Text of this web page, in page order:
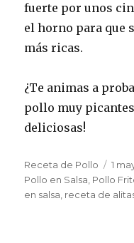
fuerte por unos
el horno para que
más ricas.
¿Te animas a
pollo muy
deliciosas!
Autor
Receta de Pollo
el
1
Pollo en Salsa Pollo
en salsa receta de